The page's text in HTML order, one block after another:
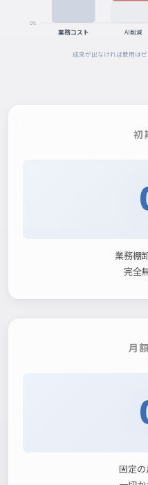
0%
業務コスト AI削減
成果が出なければ費用は
初
業務棚
完全
月
固定